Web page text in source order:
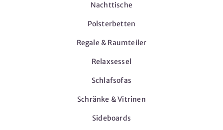
Nachttische
Polsterbetten
Regale & Raumteiler
Relaxsessel
Schlafsofas
Schränke & Vitrinen
Sideboards